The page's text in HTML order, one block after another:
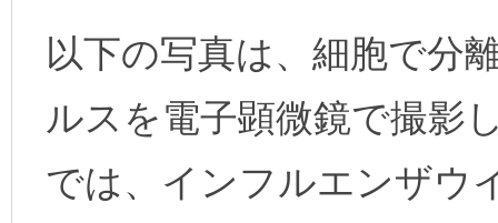
以下の写真は、細胞で分
ルスを電子顕微鏡で撮影
では、インフルエンザウ